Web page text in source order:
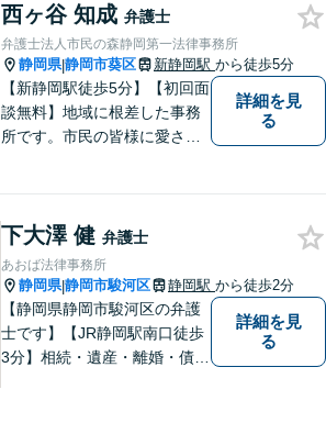
す。法人・個人事業主の事業
再建・債務整理の問題解決に
自信があります。
西ヶ谷 知成 弁護士
弁護士法人市民の森静岡第一法律事務所
静岡県|静岡市葵区 新静岡駅 から徒歩5分
【新静岡駅徒歩5分】【初回面
談無料】地域に根差した事務
所です。市民の皆様に愛され
軽にご連絡ください。
詳細を見
る
下大澤 健 弁護士
あおば法律事務所
静岡県|静岡市駿河区 静岡駅 から徒歩2分
【静岡県静岡市駿河区の弁護
士です】【JR静岡駅南口徒歩
3分】相続・遺産・離婚・債務
詳細を見
る